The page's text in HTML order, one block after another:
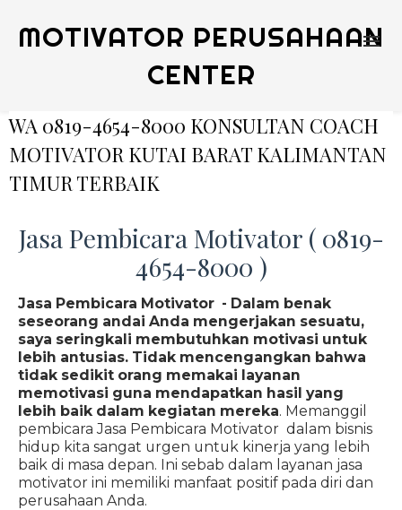
MOTIVATOR PERUSAHAAN
CENTER
WA 0819-4654-8000 KONSULTAN COACH
MOTIVATOR KUTAI BARAT KALIMANTAN
TIMUR TERBAIK
Jasa Pembicara Motivator ( 0819-
4654-8000 )
Jasa Pembicara Motivator - Dalam benak
seseorang andai Anda mengerjakan sesuatu,
saya seringkali membutuhkan motivasi untuk
lebih antusias. Tidak mencengangkan bahwa
tidak sedikit orang memakai layanan
memotivasi guna mendapatkan hasil yang
lebih baik dalam kegiatan mereka. Memanggil
pembicara Jasa Pembicara Motivator dalam bisnis
hidup kita sangat urgen untuk kinerja yang lebih
baik di masa depan. Ini sebab dalam layanan jasa
motivator ini memiliki manfaat positif pada diri dan
perusahaan Anda.